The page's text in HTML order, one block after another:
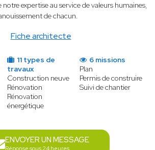
Fiche architecte
expertise au service de valeurs humaines,
de chacun.
11 types de
travaux
Construction neuve
Rénovation
Rénovation
énergétique
6 missions
Plan
Permis de construire
Suivi de chantier
ENVOYER UN MESSAGE